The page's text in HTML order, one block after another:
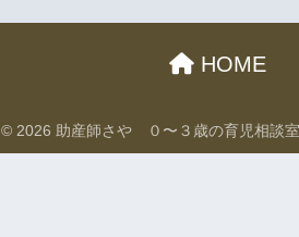
HOME
© 2026 助産師さや ０〜３歳の育児相談室